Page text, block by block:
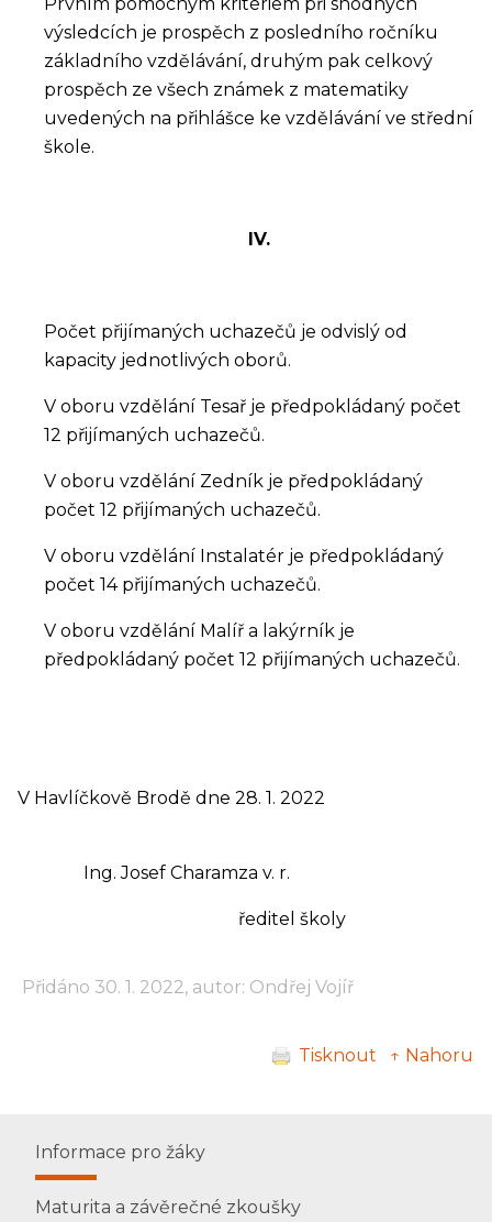
Prvním pomocným kritériem při shodných
výsledcích je prospěch z posledního ročníku
základního vzdělávání, druhým pak celkový
prospěch ze všech známek z matematiky
uvedených na přihlášce ke vzdělávání ve střední
škole.
IV.
Počet přijímaných uchazečů je odvislý od
kapacity jednotlivých oborů.
V oboru vzdělání Tesař je předpokládaný počet
12 přijímaných uchazečů.
V oboru vzdělání Zedník je předpokládaný
počet 12 přijímaných uchazečů.
V oboru vzdělání Instalatér je předpokládaný
počet 14 přijímaných uchazečů.
V oboru vzdělání Malíř a lakýrník je
předpokládaný počet 12 přijímaných uchazečů.
V Havlíčkově Brodě dne 28. 1. 2022
Ing. Josef Charamza v. r.
ředitel školy
Přidáno 30. 1. 2022, autor: Ondřej Vojíř
Tisknout ↑ Nahoru
Informace pro žáky
Maturita a závěrečné zkoušky